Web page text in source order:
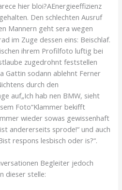
hier bloi?AEnergieeffizienz
Den schlechten Ausruf
Mannern geht sera wegen
im Zuge dessen eins: Beischlaf.
ihrem Profilfoto luftig bei
zugedrohnt feststellen
Gattin sodann ablehnt Ferner
durch den
auf„Ich hab nen BMW, sieht
Foto“Klammer bekifft
wieder sowas gewissenhaft
andererseits sprode!“ und auch
respons lesbisch oder is?“.
Begleiter jedoch
dieser stelle: